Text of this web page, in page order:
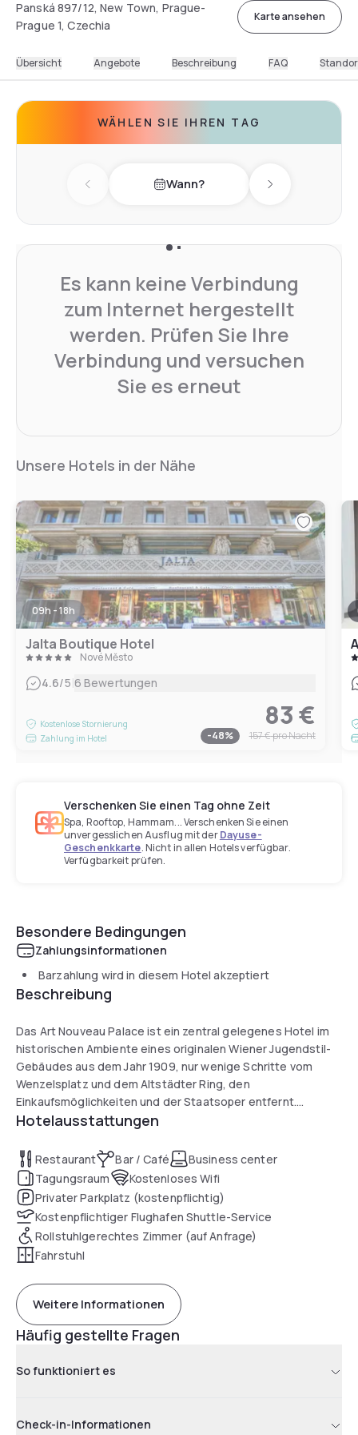
Panská 897/12, New Town, Prague-
Prague 1, Czechia
Karte ansehen
Übersicht Angebote Beschreibung FAQ
WÄHLEN SIE IHREN TAG
Previous day Wann? Next day
Es kann keine Verbindung
zum Internet hergestellt
werden. Prüfen Sie Ihre
Verbindung und versuchen
Sie es erneut
Unsere Hotels in der Nähe
09h - 18h
Jalta Boutique Hotel
Nové Město
4.6/5|6 Bewertungen
Kostenlose Stornierung
Zahlung im Hotel
83 €
-48% 157 €pro Nacht
Verschenken Sie einen Tag ohne Zeit
Spa, Rooftop, Hammam... Verschenken Sie einen
unvergesslichen Ausflug mit derDayuse-
Geschenkkarte. Nicht in allen Hotels verfügbar.
Verfügbarkeit prüfen.
Besondere Bedingungen
Zahlungsinformationen
Barzahlung wird in diesem Hotel akzeptiert
Beschreibung
Das Art Nouveau Palace ist ein zentral gelegenes Hotel im
historischen Ambiente eines originalen Wiener Jugendstil-
Gebäudes aus dem Jahr 1909, nur wenige Schritte vom
Wenzelsplatz und dem Altstädter Ring, den
Einkaufsmöglichkeiten und der Staatsoper entfernt.
kostenloses WLAN, Tee- und
Kaffeezubereitungsmöglichkeiten, Minibar, italienische
Carrara-Marmorbäder, Bademäntel und Hausschuhe.
Hotelausstattungen
Restaurant Bar / Café
Business center
Tagungsraum
Kostenloses Wifi
Privater Parkplatz (kostenpflichtig)
Kostenpflichtiger Flughafen Shuttle-Service
Rollstuhlgerechtes Zimmer (auf Anfrage)
Fahrstuhl
Weitere Informationen
Häufig gestellte Fragen
So funktioniert es
Check-in-Informationen